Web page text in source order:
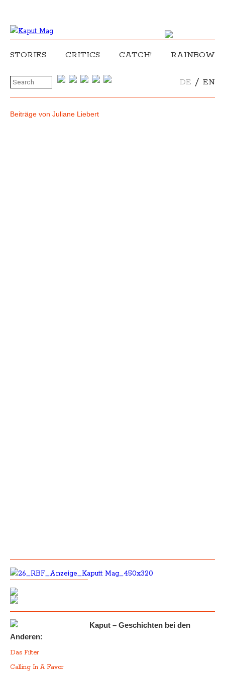
STORIES CRITICS CATCH! RAINBOW
DE / EN
Beiträge von Juliane Liebert
Kaput – Geschichten bei den
Anderen:
Das Filter
Calling In A Favor